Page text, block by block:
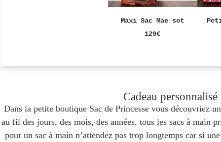
Maxi Sac Mae sot
129€
Cadeau
Dans la petite boutique Sac de Princesse vous découvriez
au fil des jours, des mois, des années, tous les sacs à main
pour un sac à main n’attendez pas trop longtemps car si